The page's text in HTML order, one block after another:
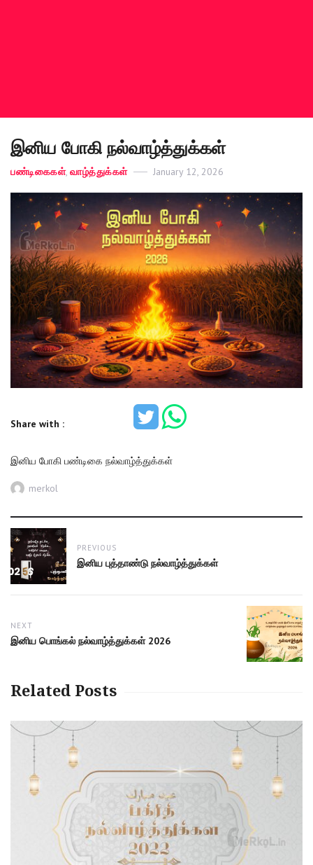
இனிய போகி நல்வாழ்த்துக்கள்
Categories
பண்டிகைகள், வாழ்த்துக்கள்
Posted
January 12, 2026
Share with :
இனிய போகி பண்டிகை நல்வாழ்த்துக்கள்
Author
merkol
Post
navigation
PREVIOUS
Previous
இனிய புத்தாண்டு நல்வாழ்த்துக்கள்
NEXT
Next
இனிய பொங்கல் நல்வாழ்த்துக்கள் 2026
Related Posts